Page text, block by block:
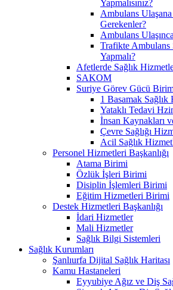
Yapmalısınız?
Ambulans Ulaşana
Gerekenler?
Ambulans
Trafikte Ambulans
Yapmalı?
Afetlerde Sağlık
SAKOM
Suriye Görev Gücü
1 Basamak
Yataklı Tedavi
İnsan Kaynakları
Çevre Sağlığı
Acil Sağlık
Personel Hizmetleri Başkanlığı
Atama Birimi
Özlük İşleri Birimi
Disiplin İşlemleri Birimi
Eğitim Hizmetleri Birimi
Destek Hizmetleri Başkanlığı
İdari Hizmetler
Mali Hizmetler
Sağlık Bilgi Sistemleri
Sağlık Kurumları
Şanlıurfa Dijital Sağlık Haritası
Kamu Hastaneleri
Eyyubiye Ağız ve Diş